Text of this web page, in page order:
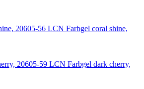
LCN Farbgel coral shine,
LCN Farbgel dark cherry,